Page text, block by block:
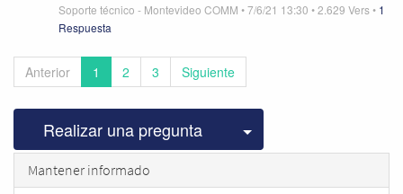
Soporte técnico - Montevideo COMM •7/6/21 13:30 •2.629 Vers• 1
Respuesta
Anterior 1 2 3 Siguiente
Realizar una pregunta Seleccionar
Mantener informado